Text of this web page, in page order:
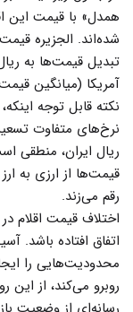
همدل» با قیمت این
شده‌اند. الجزیره قیمت‌
آمریکا (میانگین
نکته قابل توجه
نرخ‌های متفاوت
ریال ایران، منطقی
قیمت‌ها از ارزی به
رقم می‌زند.
اختلاف قیمت اقلام
اتفاق افتاده باشد.
محدودیت‌هایی را
روبرو می‌کند، از